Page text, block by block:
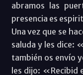
abramos las
presencia es
Una vez que se
saluda y les dice:
también os envío
les dijo: «Recibid